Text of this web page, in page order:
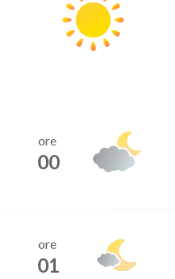
ore
00
ore
01